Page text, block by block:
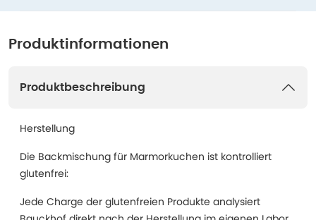
Produktinformationen
Produktbeschreibung
Herstellung
Die Backmischung für Marmorkuchen ist kontrolliert
glutenfrei:
Jede Charge der glutenfreien Produkte analysiert